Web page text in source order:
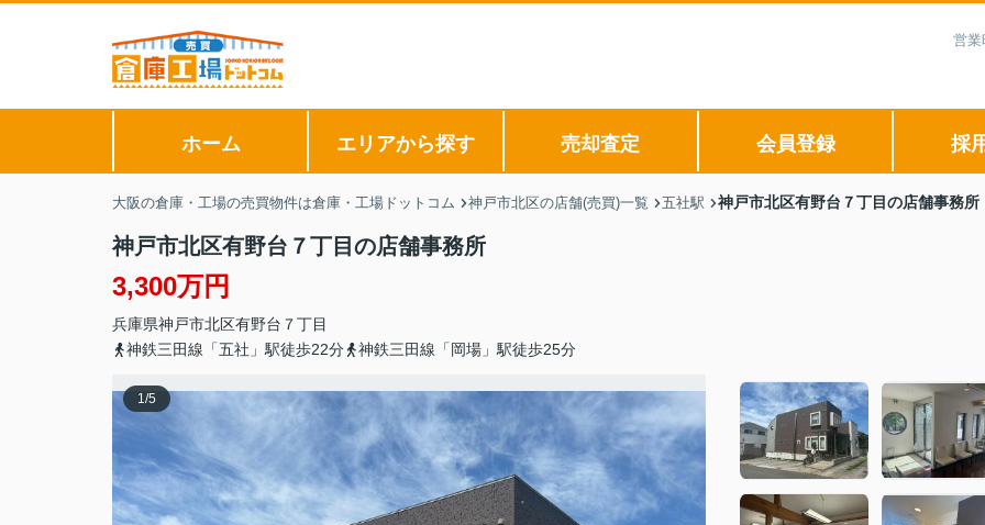
営
ホーム エリアから探す 売却査定 会員登録 採
大阪の倉庫・工場の売買物件は倉庫・工場ドットコム 神戸市北区の店舗(売買)一覧 五社駅 神戸市北区有野台７丁目の店舗事務所
神戸市北区有野台７丁目の店舗事務所
3,300万円
兵庫県神戸市北区有野台 ７丁目
神鉄三田線「五社」駅徒歩22分
神鉄三田線「岡場」駅徒歩25分
1/5